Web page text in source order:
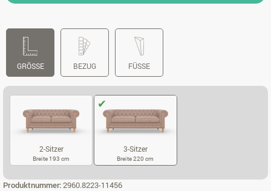
GRÖSSE BEZUG FÜSSE
2-Sitzer
Breite 193 cm
3-Sitzer
Breite 220 cm
Produktnummer:2960.8223-11456